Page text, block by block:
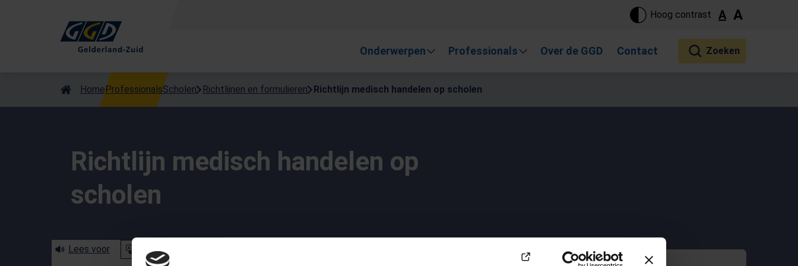
Hoog contrast A A
Onderwerpen Professionals Over de GGD Contact
Als de resultaten voor automatisch aanvullen beschikbaar zijn, gebruik de pijlen om omhoog en omlaag te gaan naar de gewenste pagina. Touch-apparaat gebruikers, bewegen door aanraking
HomeProfessionalsScholen Richtlijnen en formulieren Richtlijn medisch handelen op scholen
Richtlijn medisch handelen op
scholen
Lees voor Translate